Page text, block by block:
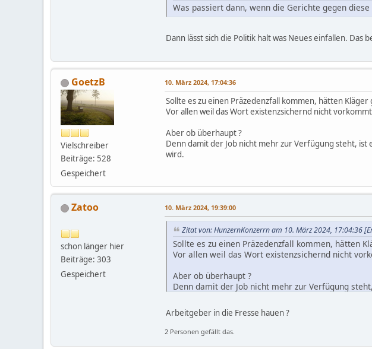
Was passiert dann, wenn die Gerichte gegen
Dann lässt sich die Politik halt was Neues einfallen. Das
GoetzB
Vielschreiber
Beiträge: 528
Gespeichert
10. März 2024, 17:04:36
Sollte es zu einen Präzedenzfall kommen, hätten Kläger
Vor allen weil das Wort existenzsichernd nicht
Aber ob überhaupt ?
Denn damit der Job nicht mehr zur Verfügung steht,
wird.
Zatoo
schon länger hier
Beiträge: 303
Gespeichert
10. März 2024, 19:39:00
Zitat von: HunzernKonzerrn am 10. März 2024, 17:04:36
Sollte es zu einen Präzedenzfall kommen, hätten
Vor allen weil das Wort existenzsichernd nicht
Aber ob überhaupt ?
Denn damit der Job nicht mehr zur Verfügung
Arbeitgeber in die Fresse hauen ?
2 Personen gefällt das.